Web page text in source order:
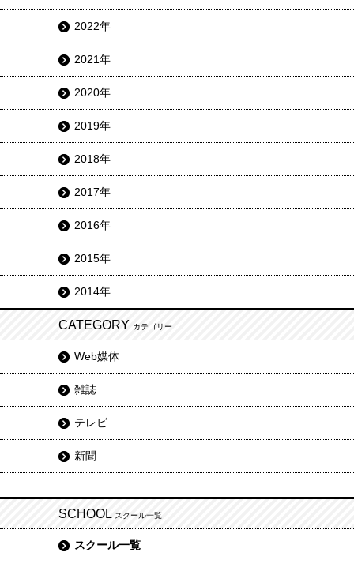
2022年
2021年
2020年
2019年
2018年
2017年
2016年
2015年
2014年
CATEGORY カテゴリー
Web媒体
雑誌
テレビ
新聞
SCHOOL スクール一覧
スクール一覧